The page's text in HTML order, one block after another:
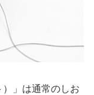
）」は通常のしお